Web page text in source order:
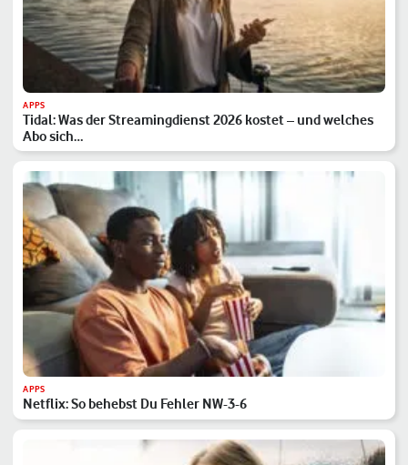
APPS
Tidal: Was der Streamingdienst 2026 kostet – und welches
Abo sich…
APPS
Netflix: So behebst Du Fehler NW-3-6